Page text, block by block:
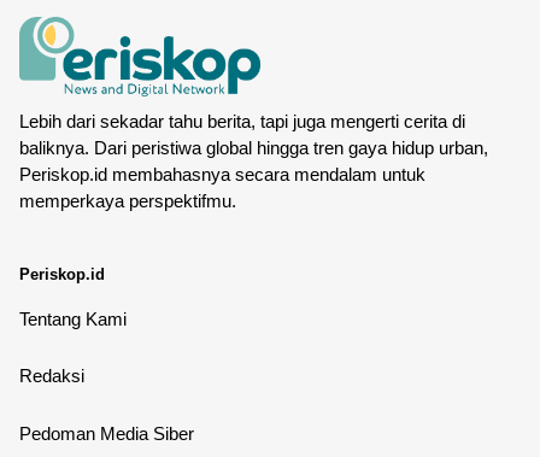
Lebih dari sekadar tahu berita, tapi juga mengerti cerita di
baliknya. Dari peristiwa global hingga tren gaya hidup urban,
Periskop.id membahasnya secara mendalam untuk
memperkaya perspektifmu.
Periskop.id
Tentang Kami
Redaksi
Pedoman Media Siber